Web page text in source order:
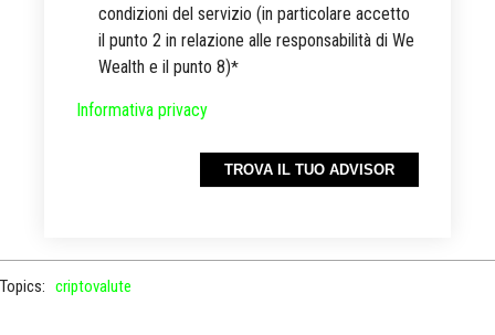
condizioni del servizio (in particolare accetto
il punto 2 in relazione alle responsabilità di We
Wealth e il punto 8)*
Informativa privacy
Topics: criptovalute